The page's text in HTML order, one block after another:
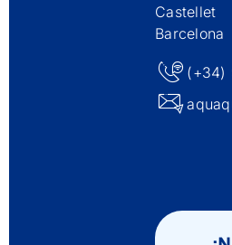
Castellet
Barcelona
(+34)